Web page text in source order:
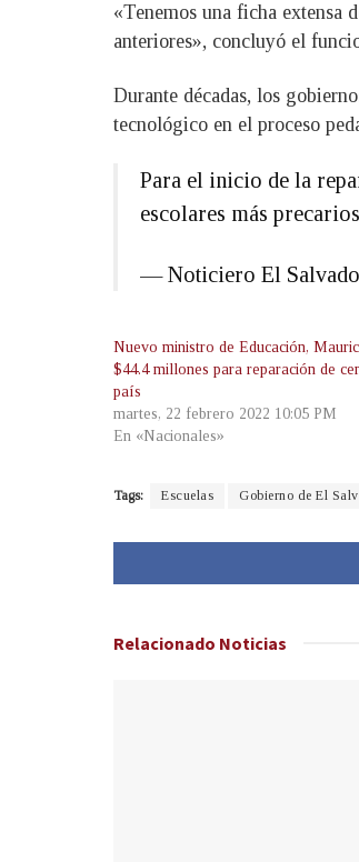
«Tenemos una ficha extensa
anteriores», concluyó el
Durante décadas, los
tecnológico en el proceso
Para el inicio de la
escolares más
— Noticiero El
Nuevo ministro de Educación,
$44.4 millones para reparación de
país
martes, 22 febrero 2022 10:05 PM
En «Nacionales»
Tags: Escuelas Gobierno de El
Relacionado Noticias